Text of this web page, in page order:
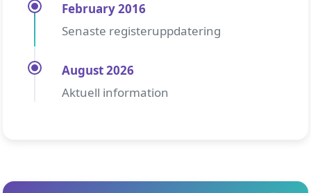
February 2016
Senaste registeruppdatering
August 2026
Aktuell information